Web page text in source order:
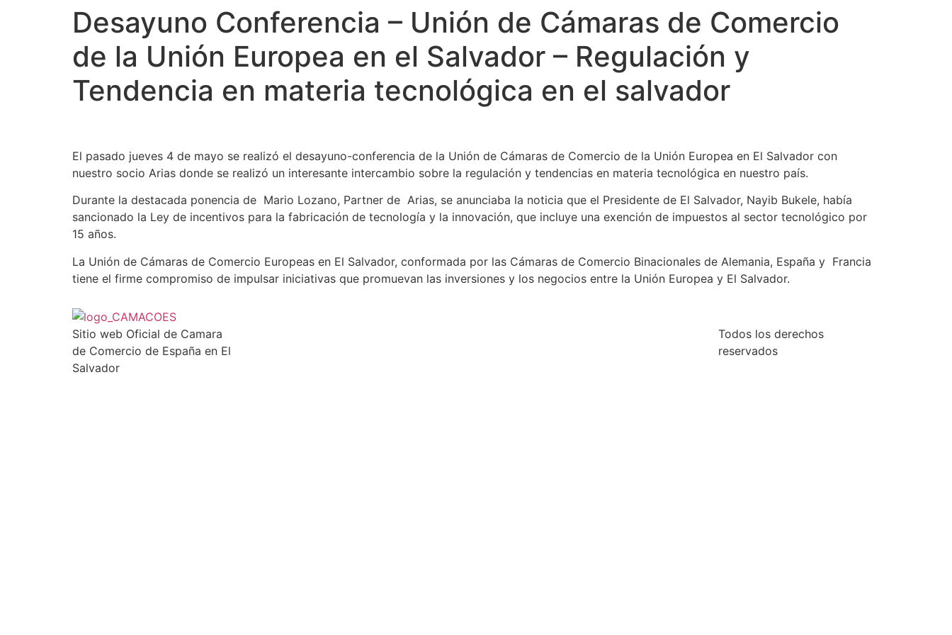
Desayuno Conferencia – Unión de Cámaras de Comercio
de la Unión Europea en el Salvador – Regulación y
Tendencia en materia tecnológica en el salvador
El pasado jueves 4 de mayo se realizó el desayuno-conferencia de la Unión de Cámaras de Comercio de la Unión Europea en El Salvador con
nuestro socio Arias donde se realizó un interesante intercambio sobre la regulación y tendencias en materia tecnológica en nuestro país.
Durante la destacada ponencia de Mario Lozano, Partner de Arias, se anunciaba la noticia que el Presidente de El Salvador, Nayib Bukele, había
sancionado la Ley de incentivos para la fabricación de tecnología y la innovación, que incluye una exención de impuestos al sector tecnológico por
15 años.
La Unión de Cámaras de Comercio Europeas en El Salvador, conformada por las Cámaras de Comercio Binacionales de Alemania, España y Francia
tiene el firme compromiso de impulsar iniciativas que promuevan las inversiones y los negocios entre la Unión Europea y El Salvador.
Sitio web Oficial de Camara
de Comercio de España en El
Salvador
Todos los derechos
reservados